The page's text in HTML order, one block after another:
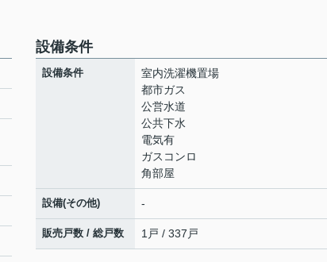
設備条件
設備条件
室内洗濯機置場
都市ガス
公営水道
公共下水
電気有
ガスコンロ
角部屋
設備(その他) -
販売戸数 / 総戸数 1戸 / 337戸